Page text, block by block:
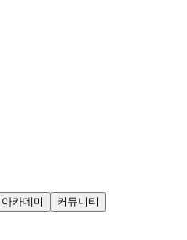
아카데미 커뮤니티